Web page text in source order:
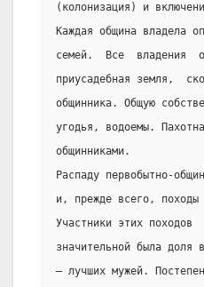
(колонизация) и
Каждая община владела
семей.  Все  владения
приусадебная земля,
общинника. Общую
угодья, водоемы.
общинниками.
Распаду первобытно-
и, прежде всего, походы
Участники этих
значительной была доля
— лучших мужей.